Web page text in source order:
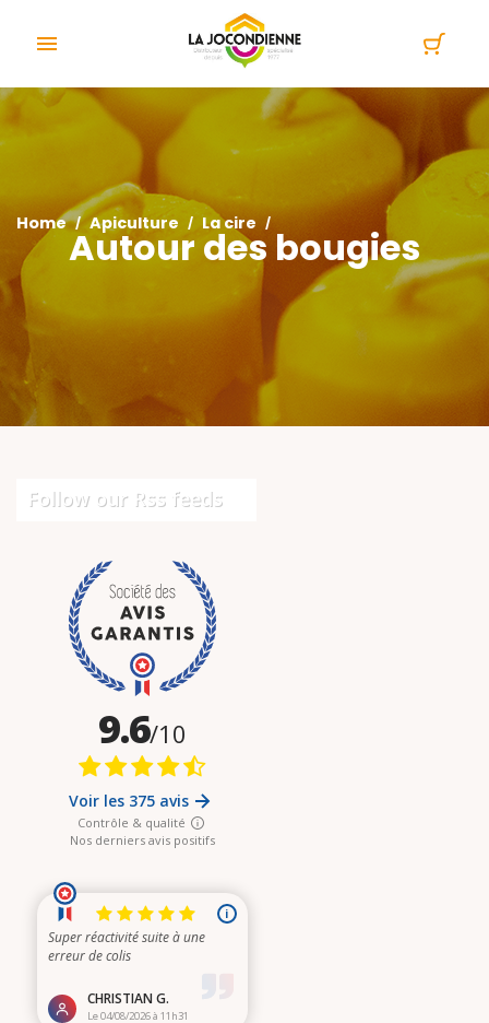

Home Apiculture La cire
Autour des bougies
Follow our Rss feeds
Cookies management panel